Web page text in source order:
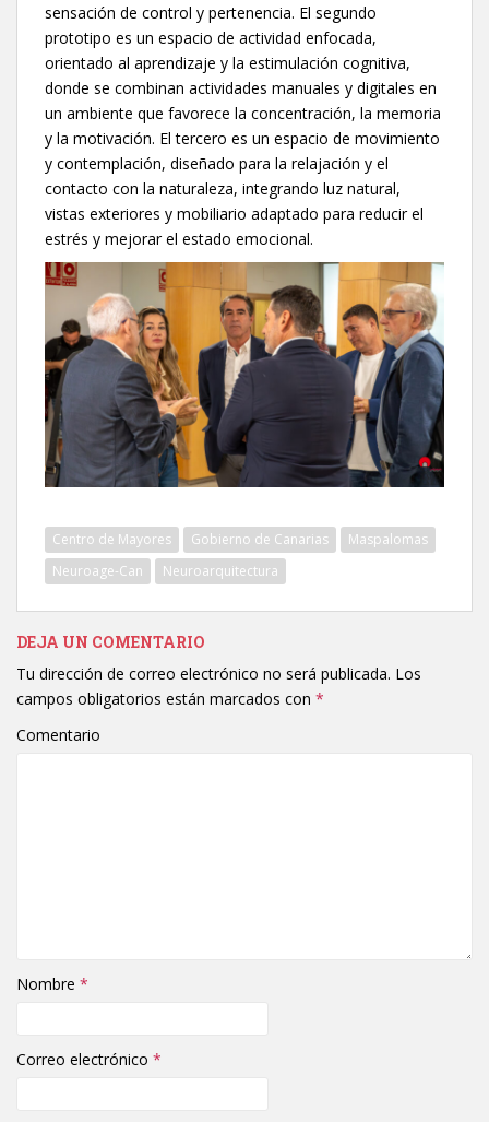
sensación de control y pertenencia. El segundo
prototipo es un espacio de actividad enfocada,
orientado al aprendizaje y la estimulación cognitiva,
donde se combinan actividades manuales y digitales en
un ambiente que favorece la concentración, la memoria
y la motivación. El tercero es un espacio de movimiento
y contemplación, diseñado para la relajación y el
contacto con la naturaleza, integrando luz natural,
vistas exteriores y mobiliario adaptado para reducir el
estrés y mejorar el estado emocional.
Centro de Mayores Gobierno de Canarias
Maspalomas
Neuroage-Can
Neuroarquitectura
DEJA UN COMENTARIO
Tu dirección de correo electrónico no será publicada. Los
campos obligatorios están marcados con *
Comentario
Nombre *
Correo electrónico *